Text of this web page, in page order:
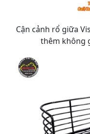
Cận cảnh rổ giữa
thêm không